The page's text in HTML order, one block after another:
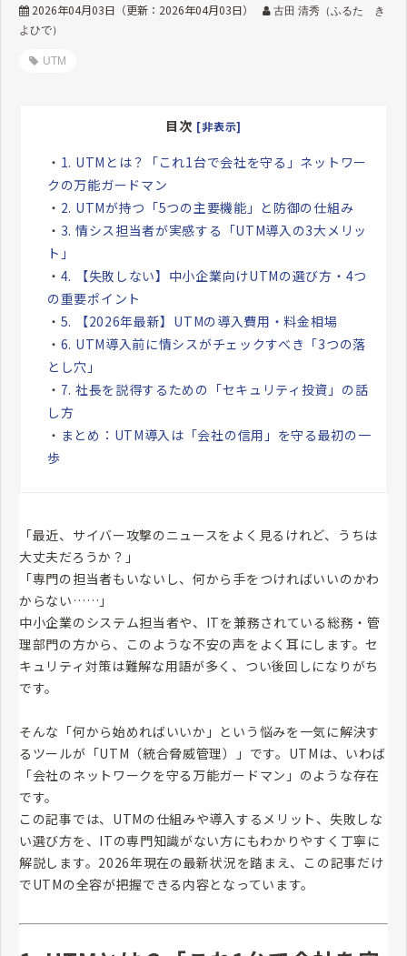
2026年04月03日 （更新： 2026年04月03日）
古田 清秀（ふるた き
よひで）
UTM
目次 [非表示]
・ 1. UTMとは？「これ1台で会社を守る」ネットワー
クの万能ガードマン
・ 2. UTMが持つ「5つの主要機能」と防御の仕組み
・ 3. 情シス担当者が実感する「UTM導入の3大メリッ
ト」
・ 4. 【失敗しない】中小企業向けUTMの選び方・4つ
の重要ポイント
・ 5. 【2026年最新】UTMの導入費用・料金相場
・ 6. UTM導入前に情シスがチェックすべき「3つの落
とし穴」
・ 7. 社長を説得するための「セキュリティ投資」の話
し方
・ まとめ：UTM導入は「会社の信用」を守る最初の一
歩
「最近、サイバー攻撃のニュースをよく見るけれど、うちは
大丈夫だろうか？」
「専門の担当者もいないし、何から手をつければいいのかわ
からない……」
中小企業のシステム担当者や、ITを兼務されている総務・管
理部門の方から、このような不安の声をよく耳にします。セ
キュリティ対策は難解な用語が多く、つい後回しになりがち
です。
そんな「何から始めればいいか」という悩みを一気に解決す
るツールが「UTM（統合脅威管理）」です。UTMは、いわば
「会社のネットワークを守る万能ガードマン」のような存在
です。
この記事では、UTMの仕組みや導入するメリット、失敗しな
い選び方を、ITの専門知識がない方にもわかりやすく丁寧に
解説します。2026年現在の最新状況を踏まえ、この記事だけ
でUTMの全容が把握できる内容となっています。